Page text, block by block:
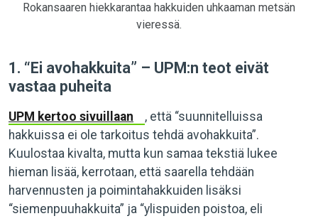
Rokansaaren hiekkarantaa hakkuiden uhkaaman metsän
vieressä.
1. “Ei avohakkuita” – UPM:n teot eivät
vastaa puheita
UPM kertoo sivuillaan
, että “suunnitelluissa
hakkuissa ei ole tarkoitus tehdä avohakkuita”.
Kuulostaa kivalta, mutta kun samaa tekstiä lukee
hieman lisää, kerrotaan, että saarella tehdään
harvennusten ja poimintahakkuiden lisäksi
“siemenpuuhakkuita” ja “ylispuiden poistoa, eli